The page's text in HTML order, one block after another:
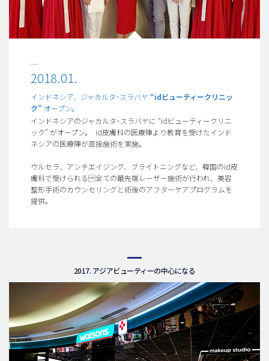
2018.01.
インドネシア、ジャカルタ･スラバヤ “idビューティークリニッ
ク” オープン。
インドネシアのジャカルタ･スラバヤに “idビューティークリニ
ック” がオープン。 id皮膚科の医療陣より教育を受けたインド
ネシアの医療陣が直接施術を実施。
ウルセラ、アンチエイジング、ブライトニングなど、韓国のid皮
膚科で受けられる 全ての最先端レーザー施術が行われ、美容
整形手術のカウンセリングと術後のアフターケアプログラムを
提供。
2017. アジアビューティーの中心になる